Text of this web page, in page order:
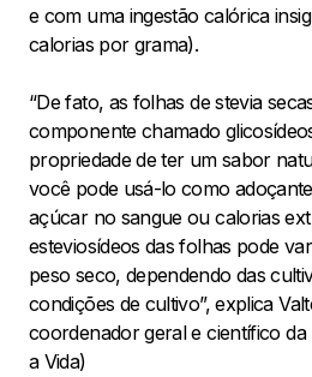
e com uma ingestão calórica
calorias por grama).
“De fato, as folhas de stevia
componente chamado
propriedade de ter um sabor
você pode usá-lo como
açúcar no sangue ou calorias
esteviosídeos das folhas pode
peso seco, dependendo das
condições de cultivo”, explica
coordenador geral e científico
a Vida)